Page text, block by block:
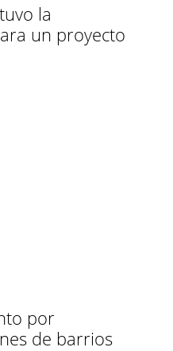
la
un proyecto
por
de barrios